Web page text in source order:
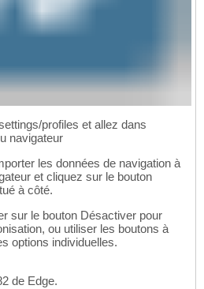
profiles et allez dans
navigateur
les données de navigation à
et cliquez sur le bouton
à côté.
sur le bouton Désactiver pour
ou utiliser les boutons à
options individuelles.
de Edge.